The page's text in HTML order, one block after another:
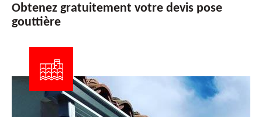
Obtenez gratuitement votre devis pose
gouttière